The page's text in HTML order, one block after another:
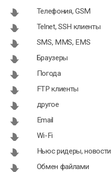
Dr. Safety
Android
Телефония, GSM
Telnet, SSH клиенты
SMS, MMS, EMS
Браузеры
Погода
FTP клиенты
другое
Email
Wi-Fi
Ньюс ридеры, новости
Обмен файлами